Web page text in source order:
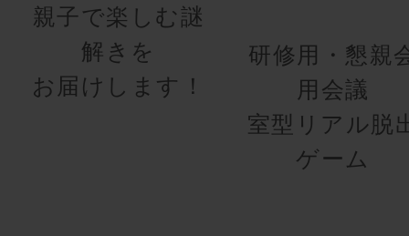
親子で楽しむ謎
解きを
お届けします！
研修用・懇親
用会議
室型リアル脱
ゲーム